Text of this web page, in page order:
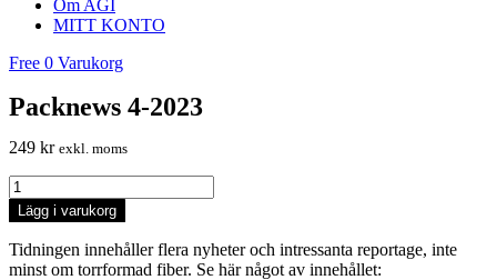
Om AGI
MITT KONTO
Free 0 Varukorg
Packnews 4-2023
249 kr exkl. moms
Packnews
4-
2023
quantity
Lägg i varukorg
Tidningen innehåller flera nyheter och intressanta reportage, inte
minst om torrformad fiber. Se här något av innehållet: